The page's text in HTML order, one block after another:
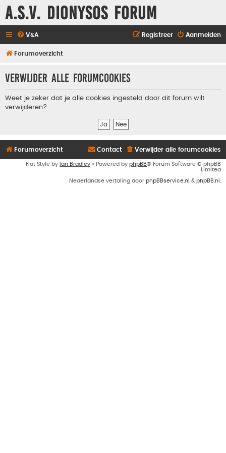
A.S.V. Dionysos Forum
V&A Aanmelden
Registreer
Forumoverzicht
Verwijder alle forumcookies
Weet je zeker dat je alle cookies ingesteld door dit forum wilt
verwijderen?
Forumoverzicht Verwijder alle forumcookies
Contact
Flat Style by Ian Bradley • Powered by phpBB® Forum Software © phpBB
Limited
Nederlandse vertaling door phpBBservice.nl & phpBB.nl